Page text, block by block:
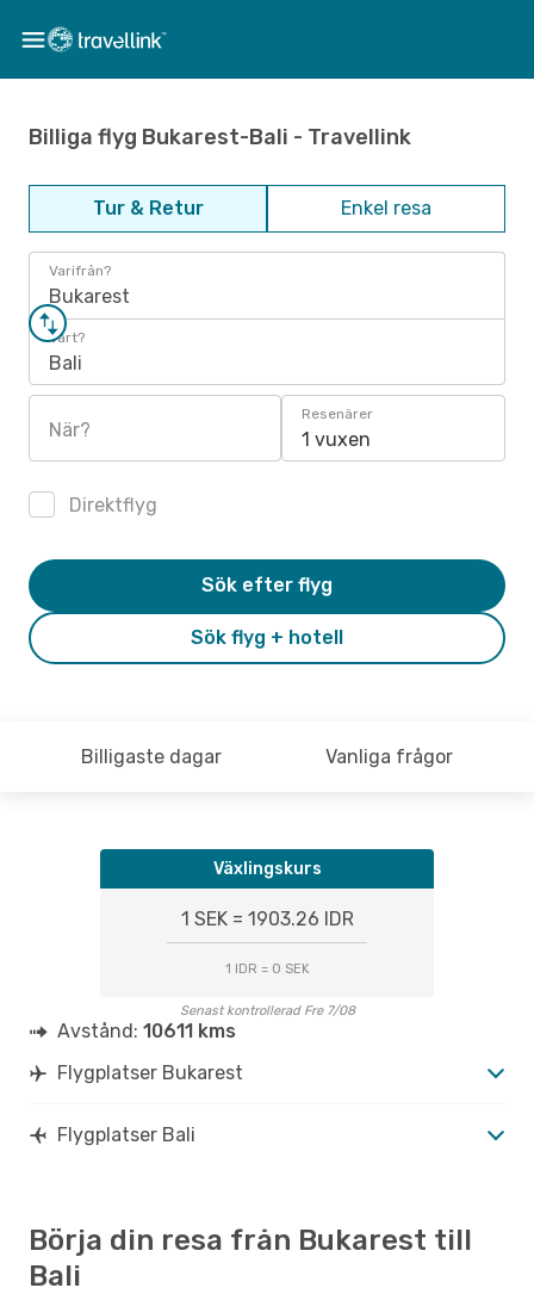
Billiga flyg Bukarest-Bali - Travellink
Tur & Retur Enkel resa
Varifrån?
Bukarest
Vart?
Bali
När?
Resenärer
1 vuxen
Direktflyg
Sök flyg + hotell
Sök efter flyg
Billigaste dagar Vanliga frågor
Växlingskurs
1 SEK = 1903.26 IDR
1 IDR = 0 SEK
Senast kontrollerad Fre 7/08
Avstånd: 10611 kms
Flygplatser Bukarest
Flygplatser Bali
Börja din resa från Bukarest till
Bali